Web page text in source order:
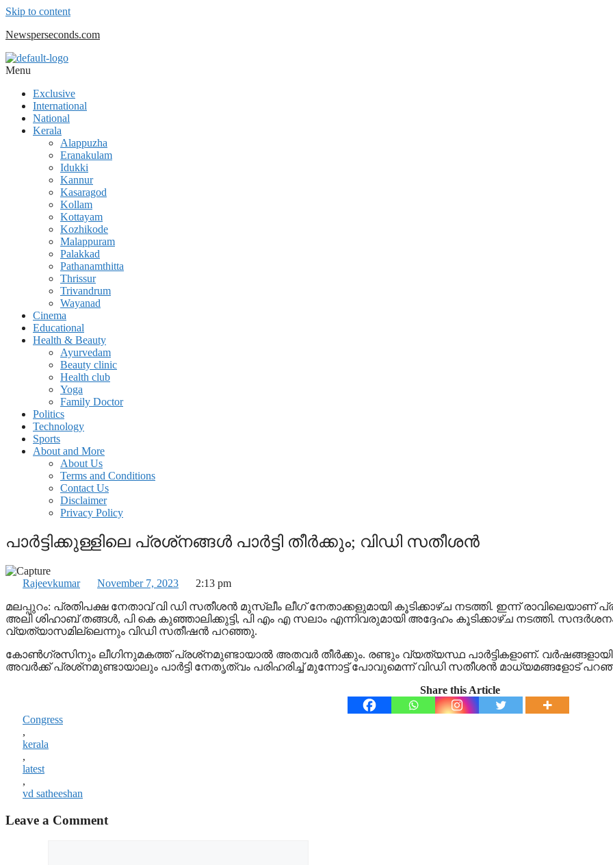
Skip to content
Newsperseconds.com
Menu
Exclusive
International
National
Kerala
Alappuzha
Eranakulam
Idukki
Kannur
Kasaragod
Kollam
Kottayam
Kozhikode
Malappuram
Palakkad
Pathanamthitta
Thrissur
Trivandrum
Wayanad
Cinema
Educational
Health & Beauty
Ayurvedam
Beauty clinic
Health club
Yoga
Family Doctor
Politics
Technology
Sports
About and More
About Us
Terms and Conditions
Contact Us
Disclaimer
Privacy Policy
പാര്‍ട്ടിക്കുള്ളിലെ പ്രശ്‌നങ്ങള്‍ പാര്‍ട്ടി തീര്‍ക്കും; വിഡി സതീശന്‍
Rajeevkumar November 7, 2023
2:13 pm
മലപ്പുറം: പ്രതിപക്ഷ നേതാവ് വി ഡി സതീശന്‍ മുസ്ലീം ലീഗ് നേതാക്കളുമായി കൂടിക്കാഴ്ച നടത്തി. ഇന്ന് രാവിലെയാണ്
അലി ശിഹാബ് തങ്ങള്‍, പി കെ കുഞ്ഞാലിക്കുട്ടി, പി എം എ സലാം എന്നിവരുമായി അദ്ദേഹം കൂടിക്കാഴ്ച നടത്തി.
വ്യത്യാസമില്ലെന്നും വിഡി സതീഷന്‍ പറഞ്ഞു.
കോണ്‍ഗ്രസിനും ലീഗിനുമകത്ത് പ്രശ്‌നമുണ്ടായാല്‍ അതവര്‍ തീര്‍ക്കും. രണ്ടും വ്യത്യസ്ഥ പാര്‍ട്ടികളാണ്. വര്‍ഷങ്ങളായി
അവര്‍ക്ക് പ്രശ്‌നമുണ്ടായാലും പാര്‍ട്ടി നേതൃത്വം പരിഹരിച്ച് മുന്നോട്ട് പോവുമെന്ന് വിഡി സതീശന്‍ മാധ്യമങ്ങളോട്
Share this Article
Congress
,
kerala
,
latest
,
vd satheeshan
Leave a Comment